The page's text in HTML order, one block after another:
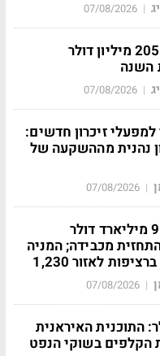
|
07/08/2026
נקסט ויז'ן חצתה 205 מיליון דולר
השנה
|
07/08/2026
למפעלי זיכרון חדשים:
נהנית מההשקעה של
|
07/08/2026
הכנסות שיא של 9 מיליארד דולר
מכבידה; המניה
לאזור 1,230
|
07/08/2026
82 דולר: התוכנית האיראנית
הקלפים בשוקי הנפט